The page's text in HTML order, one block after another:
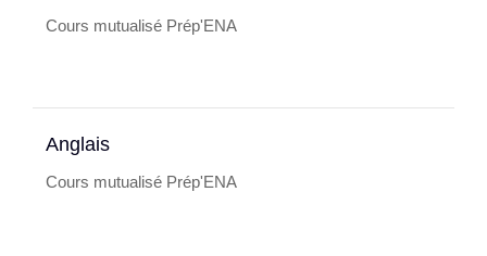
Cours mutualisé Prép'ENA
Anglais
Cours mutualisé Prép'ENA